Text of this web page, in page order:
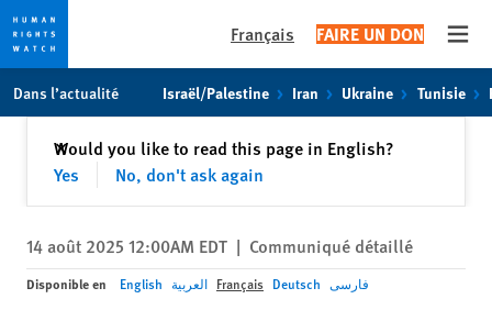
toto
content
Français FAIRE UN DON
Dans l’actualité Israël/Palestine Iran Ukraine Tunisie
Would you like to read this page in English?
Yes
No, don't ask again
✕Fermer
14 août 2025 12:00AM EDT | Communiqué détaillé
Disponible en English العربية Français Deutsch فارسی